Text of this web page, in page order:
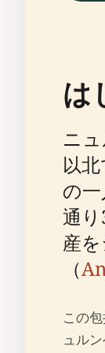
は
ニ
以
の
通
産
（
この
ュル